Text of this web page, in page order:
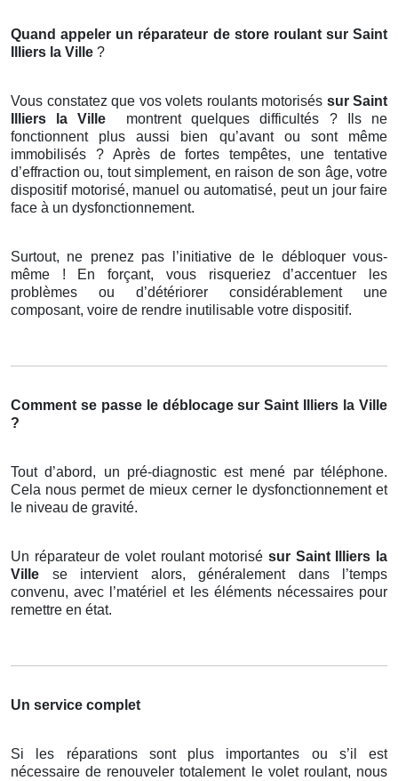
Quand appeler un réparateur de store roulant sur Saint
Illiers la Ville ?
Vous constatez que vos volets roulants motorisés sur Saint
Illiers la Ville
montrent quelques difficultés ? Ils ne
fonctionnent plus aussi bien qu’avant ou sont même
immobilisés ? Après de fortes tempêtes, une tentative
d’effraction ou, tout simplement, en raison de son âge, votre
dispositif motorisé, manuel ou automatisé, peut un jour faire
face à un dysfonctionnement.
Surtout, ne prenez pas l’initiative de le débloquer vous-
même ! En forçant, vous risqueriez d’accentuer les
problèmes ou d’détériorer considérablement une
composant, voire de rendre inutilisable votre dispositif.
Comment se passe le déblocage sur Saint Illiers la Ville
?
Tout d’abord, un pré-diagnostic est mené par téléphone.
Cela nous permet de mieux cerner le dysfonctionnement et
le niveau de gravité.
Un réparateur de volet roulant motorisé sur Saint Illiers la
Ville se intervient alors, généralement dans l’temps
convenu, avec l’matériel et les éléments nécessaires pour
remettre en état.
Un service complet
Si les réparations sont plus importantes ou s’il est
nécessaire de renouveler totalement le volet roulant, nous